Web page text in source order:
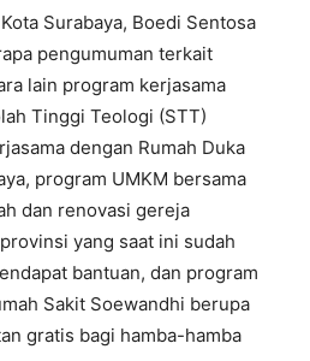
Surabaya, Boedi Sentosa
pengumuman terkait
lain program kerjasama
Tinggi Teologi (STT)
dengan Rumah Duka
program UMKM bersama
dan renovasi gereja
yang saat ini sudah
bantuan, dan program
Sakit Soewandhi berupa
gratis bagi hamba-hamba